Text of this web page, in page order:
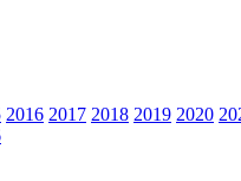
2016 2017 2018 2019 2020